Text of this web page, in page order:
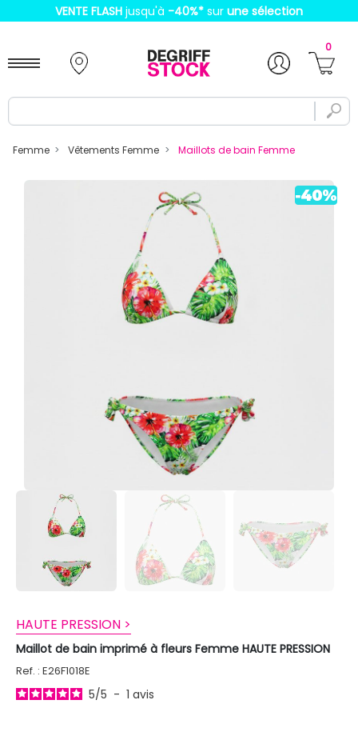
VENTE FLASH jusqu'à -40%* sur une sélection
0
Femme Vêtements Femme Maillots de bain Femme
HAUTE PRESSION >
Maillot de bain imprimé à fleurs Femme HAUTE PRESSION
Ref. : E26F1018E
5/5 - 1 avis